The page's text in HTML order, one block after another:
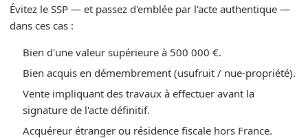
Évitez le SSP — et passez d'emblée par l'acte authentique —
dans ces cas :
Bien d'une valeur supérieure à 500 000 €.
Bien acquis en démembrement (usufruit / nue-propriété).
Vente impliquant des travaux à effectuer avant la
signature de l'acte définitif.
Acquéreur étranger ou résidence fiscale hors France.